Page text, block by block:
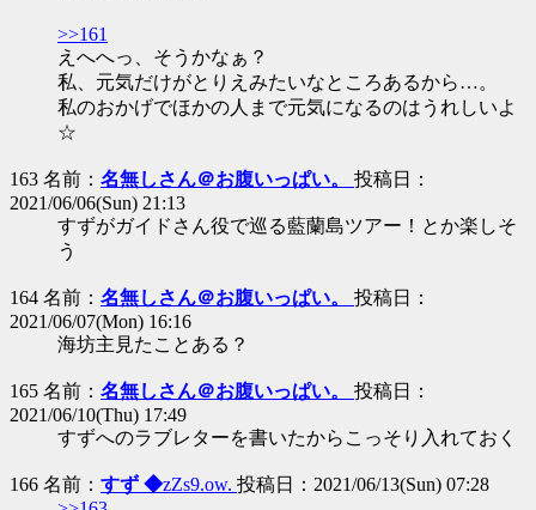
>>161
えへへっ、そうかなぁ？
私、元気だけがとりえみたいなところあるから…。
私のおかげでほかの人まで元気になるのはうれしいよ
☆
163 名前： 名無しさん＠お腹いっぱい。 投稿日：
2021/06/06(Sun) 21:13
すずがガイドさん役で巡る藍蘭島ツアー！とか楽しそ
う
164 名前： 名無しさん＠お腹いっぱい。 投稿日：
2021/06/07(Mon) 16:16
海坊主見たことある？
165 名前： 名無しさん＠お腹いっぱい。 投稿日：
2021/06/10(Thu) 17:49
すずへのラブレターを書いたからこっそり入れておく
166 名前： すず ◆zZs9.ow. 投稿日：2021/06/13(Sun) 07:28